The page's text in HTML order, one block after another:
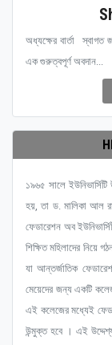
অধ্যক্ষের বার্তা স্বাগত
এক গুরুত্বপূর্ণ অবদান...
১৯৬৫ সালে
হয়, তা ড. মালিকা আল
ফেডারেশন অব
শিক্ষিত মহিলাদের নিয়ে
যা আন্তর্জাতিক
মেয়েদের জন্য একটি
এই কলেজের মধ্যেই
উন্মুক্ত হবে । এই উদ্দেশ্য